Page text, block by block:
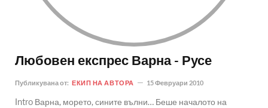
Любовен експрес Варна - Русе
Публикувана от: ЕКИП НА АВТОРА 15 Февруари 2010
Intro Варна, морето, сините вълни… Беше началото на